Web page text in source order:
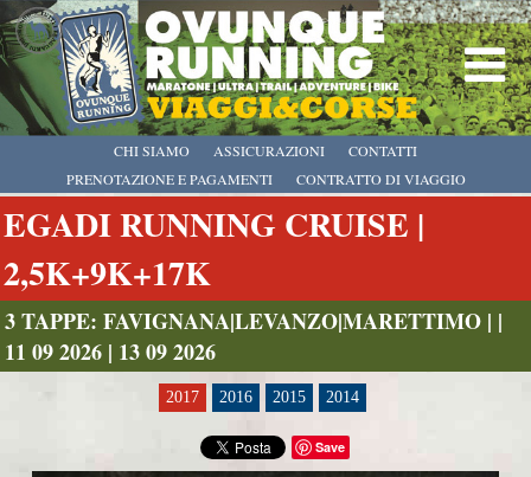
CHI SIAMO
PRENOTAZIONE E PAGAMENTI
CONTRATTO DI VIAGGIO
ASSICURAZIONI CONTATTI
EGADI RUNNING CRUISE |
2,5K+9K+17K
3 TAPPE: FAVIGNANA|LEVANZO|MARETTIMO | |
11 09 2026 | 13 09 2026
2017 2016 2015 2014
Save